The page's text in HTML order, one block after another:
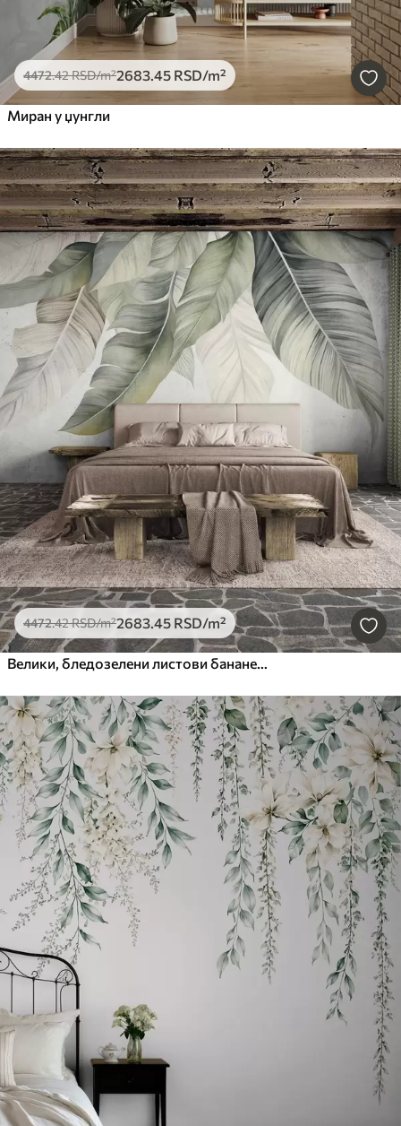
4472.42RSD/m²2683.45 RSD/m²
Миран у џунгли
4472.42RSD/m²2683.45 RSD/m²
Велики, бледозелени листови банане са детаљним венама, текстурирана уметност, светла позадина